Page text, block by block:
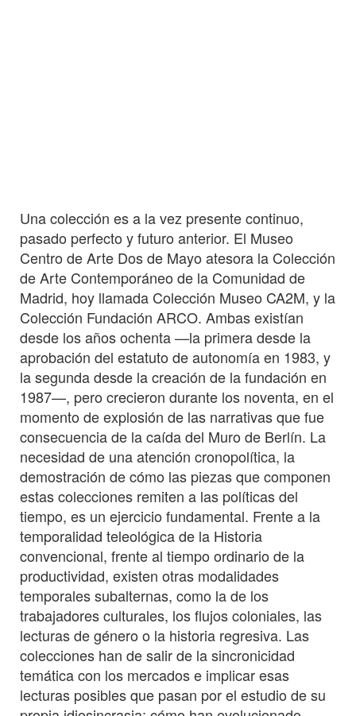
Una colección es a la vez presente continuo,
pasado perfecto y futuro anterior. El Museo
Centro de Arte Dos de Mayo atesora la Colección
de Arte Contemporáneo de la Comunidad de
Madrid, hoy llamada Colección Museo CA2M, y la
Colección Fundación ARCO. Ambas existían
desde los años ochenta —la primera desde la
aprobación del estatuto de autonomía en 1983, y
la segunda desde la creación de la fundación en
1987—, pero crecieron durante los noventa, en el
momento de explosión de las narrativas que fue
consecuencia de la caída del Muro de Berlín. La
necesidad de una atención cronopolítica, la
demostración de cómo las piezas que componen
estas colecciones remiten a las políticas del
tiempo, es un ejercicio fundamental. Frente a la
temporalidad teleológica de la Historia
convencional, frente al tiempo ordinario de la
productividad, existen otras modalidades
temporales subalternas, como la de los
trabajadores culturales, los flujos coloniales, las
lecturas de género o la historia regresiva. Las
colecciones han de salir de la sincronicidad
temática con los mercados e implicar esas
lecturas posibles que pasan por el estudio de su